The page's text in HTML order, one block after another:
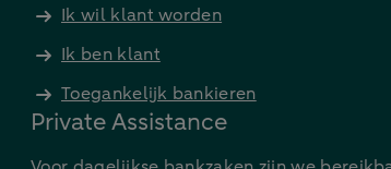
Ik wil klant worden
Ik ben klant
Toegankelijk bankieren
Private Assistance